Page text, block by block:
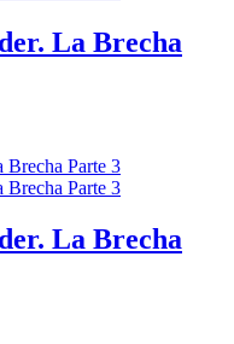
La Brecha
La Brecha